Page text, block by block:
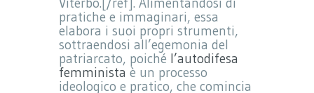
Viterbo.[/ref]. Alimentandosi di
pratiche e immaginari, essa
elabora i suoi propri strumenti,
sottraendosi all’egemonia del
patriarcato, poiché l’autodifesa
femminista è un processo
ideologico e pratico, che comincia